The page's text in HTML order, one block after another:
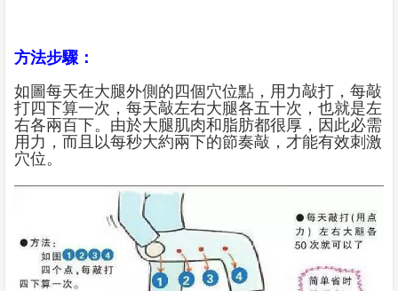
方法步驟：
如圖每天在大腿外側的四個穴位點，用力敲打，每敲
打四下算一次，每天敲左右大腿各五十次，也就是左
右各兩百下。由於大腿肌肉和脂肪都很厚，因此必需
用力，而且以每秒大約兩下的節奏敲，才能有效刺激
穴位。